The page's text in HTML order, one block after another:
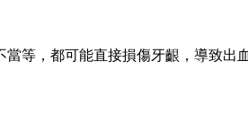
等，都可能直接損傷牙齦，導致出血